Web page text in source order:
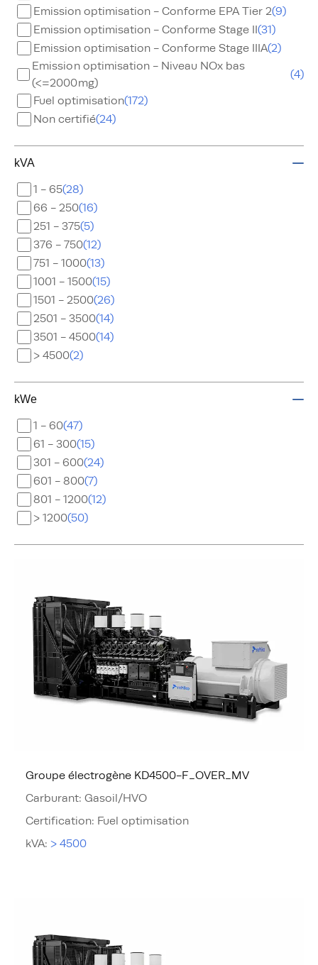
Emission optimisation - Conforme EPA Tier 2 9
Emission optimisation - Conforme Stage II 31
Emission optimisation - Conforme Stage IIIA 2
Emission optimisation - Niveau NOx bas
(<=2000mg)
4
Fuel optimisation 172
Non certifié 24
kVA
1 - 65 28
66 - 250 16
251 - 375 5
376 - 750 12
751 - 1000 13
1001 - 1500 15
1501 - 2500 26
2501 - 3500 14
3501 - 4500 14
> 4500 2
kWe
1 - 60 47
61 - 300 15
301 - 600 24
601 - 800 7
801 - 1200 12
> 1200 50
Groupe électrogène KD4500-F_OVER_MV
Carburant: Gasoil/HVO
Certification: Fuel optimisation
kVA:> 4500